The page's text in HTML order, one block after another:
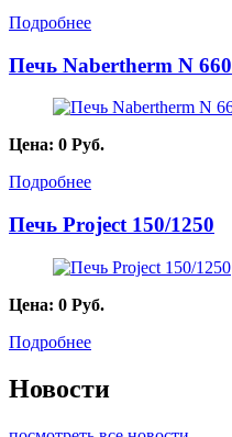
Подробнее
Печь Nabertherm N 660
Цена: 0 Руб.
Подробнее
Печь Project 150/1250
Цена: 0 Руб.
Подробнее
Новости